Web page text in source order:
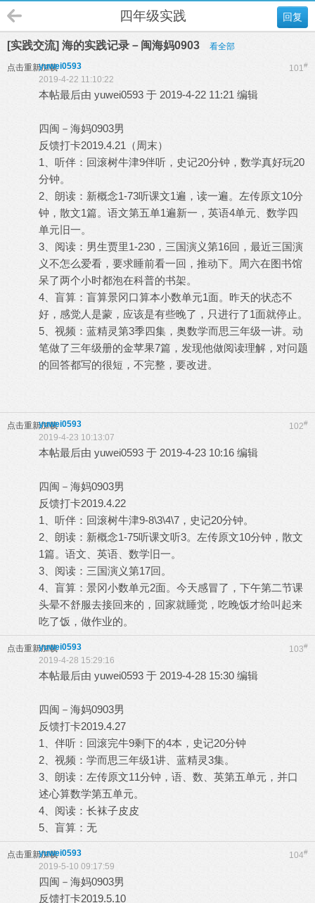
回复
四年级实践
[实践交流] 海的实践记录－闽海妈0903 看全部
点击重新加载 101#
yuwei0593
2019-4-22 11:10:22
本帖最后由 yuwei0593 于 2019-4-22 11:21 编辑
四闽－海妈0903男
反馈打卡2019.4.21（周末）
1、听伴：回滚树牛津9伴听，史记20分钟，数学真好玩20
分钟。
2、朗读：新概念1-73听课文1遍，读一遍。左传原文10分
钟，散文1篇。语文第五单1遍新一，英语4单元、数学四
单元旧一。
3、阅读：男生贾里1-230，三国演义第16回，最近三国演
义不怎么爱看，要求睡前看一回，推动下。周六在图书馆
呆了两个小时都泡在科普的书架。
4、盲算：盲算景冈口算本小数单元1面。昨天的状态不
好，感觉人是蒙，应该是有些晚了，只进行了1面就停止。
5、视频：蓝精灵第3季四集，奥数学而思三年级一讲。动
笔做了三年级册的金苹果7篇，发现他做阅读理解，对问题
的回答都写的很短，不完整，要改进。
点击重新加载 102#
yuwei0593
2019-4-23 10:13:07
本帖最后由 yuwei0593 于 2019-4-23 10:16 编辑
四闽－海妈0903男
反馈打卡2019.4.22
1、听伴：回滚树牛津9-8\3\4\7，史记20分钟。
2、朗读：新概念1-75听课文听3。左传原文10分钟，散文
1篇。语文、英语、数学旧一。
3、阅读：三国演义第17回。
4、盲算：景冈小数单元2面。今天感冒了，下午第二节课
头晕不舒服去接回来的，回家就睡觉，吃晚饭才给叫起来
吃了饭，做作业的。
点击重新加载 103#
yuwei0593
2019-4-28 15:29:16
本帖最后由 yuwei0593 于 2019-4-28 15:30 编辑
四闽－海妈0903男
反馈打卡2019.4.27
1、伴听：回滚完牛9剩下的4本，史记20分钟
2、视频：学而思三年级1讲、蓝精灵3集。
3、朗读：左传原文11分钟，语、数、英第五单元，并口
述心算数学第五单元。
4、阅读：长袜子皮皮
5、盲算：无
点击重新加载 104#
yuwei0593
2019-5-10 09:17:59
四闽－海妈0903男
反馈打卡2019.5.10